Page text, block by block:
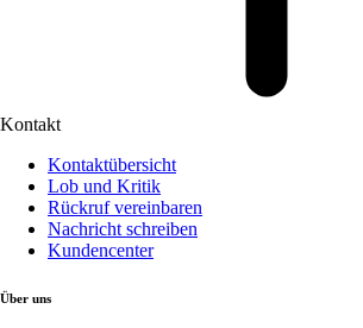
Kontakt
Kontaktübersicht
Lob und Kritik
Rückruf vereinbaren
Nachricht schreiben
Kundencenter
Über uns